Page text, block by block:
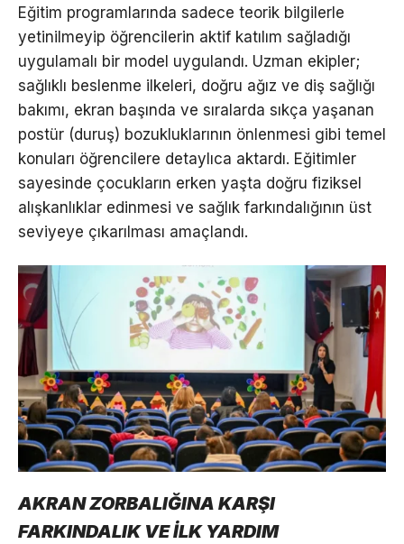
Eğitim programlarında sadece teorik bilgilerle
yetinilmeyip öğrencilerin aktif katılım sağladığı
uygulamalı bir model uygulandı. Uzman ekipler;
sağlıklı beslenme ilkeleri, doğru ağız ve diş sağlığı
bakımı, ekran başında ve sıralarda sıkça yaşanan
postür (duruş) bozukluklarının önlenmesi gibi temel
konuları öğrencilere detaylıca aktardı. Eğitimler
sayesinde çocukların erken yaşta doğru fiziksel
alışkanlıklar edinmesi ve sağlık farkındalığının üst
seviyeye çıkarılması amaçlandı.
AKRAN ZORBALIĞINA KARŞI
FARKINDALIK VE İLK YARDIM